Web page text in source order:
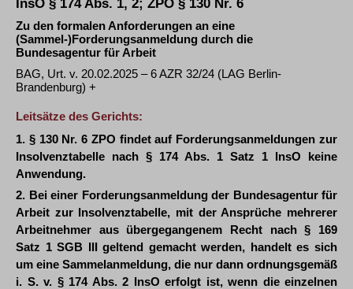
InsO § 174 Abs. 1, 2; ZPO § 130 Nr. 6
Zu den formalen Anforderungen an eine
(Sammel-)Forderungsanmeldung durch die
Bundesagentur für Arbeit
BAG, Urt. v. 20.02.2025 – 6 AZR 32/24 (LAG Berlin-
Brandenburg) +
Leitsätze des Gerichts:
1. § 130 Nr. 6 ZPO findet auf Forderungsanmeldungen zur
Insolvenztabelle nach § 174 Abs. 1 Satz 1 InsO keine
Anwendung.
2. Bei einer Forderungsanmeldung der Bundesagentur für
Arbeit zur Insolvenztabelle, mit der Ansprüche mehrerer
Arbeitnehmer aus übergegangenem Recht nach § 169
Satz 1 SGB III geltend gemacht werden, handelt es sich
um eine Sammelanmeldung, die nur dann ordnungsgemäß
i. S. v. § 174 Abs. 2 InsO erfolgt ist, wenn die einzelnen